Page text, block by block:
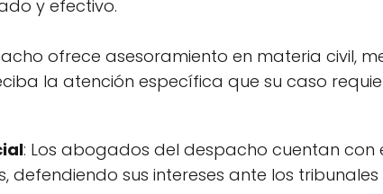
y efectivo.
ofrece asesoramiento en materia civil,
la atención específica que su caso
: Los abogados del despacho cuentan con
defendiendo sus intereses ante los